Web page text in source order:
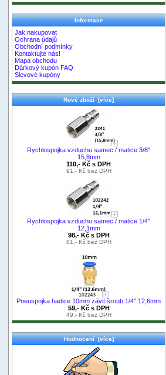
Informace
Jak nakupovat
Ochrana údajů
Obchodní podmínky
Kontaktujte nás!
Mapa obchodu
Dárkový kupón FAQ
Slevové kupóny
Nové zboží [více]
Rychlospojka vzduchu samec / matice 3/8"
15,8mm
110,- Kč s DPH
91,- Kč bez DPH
Rychlospojka vzduchu samec / matice 1/4"
12,1mm
98,- Kč s DPH
81,- Kč bez DPH
Pneuspojka hadice 10mm závit šroub 1/4" 12,6mm
59,- Kč s DPH
49,- Kč bez DPH
Hodnocení [více]